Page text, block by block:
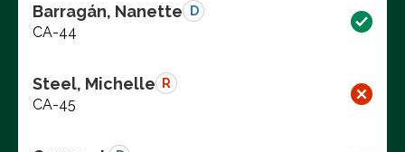
Barragán, Nanette D
CA-44
Steel, Michelle R
CA-45